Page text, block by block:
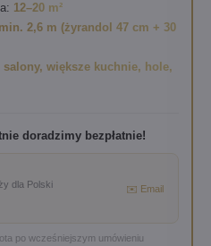
12–20 m²
min. 2,6 m (żyrandol 47 cm + 30
salony, większe kuchnie, hole,
doradzimy bezpłatnie!
dla Polski ✉️ Email
po wcześniejszym umówieniu